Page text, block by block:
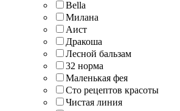
Bella
Милана
Аист
Дракоша
Лесной бальзам
32 норма
Маленькая фея
Сто рецептов красоты
Чистая линия